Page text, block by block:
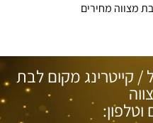
מצווה מחירים
/ קייטרינג מקום לבת